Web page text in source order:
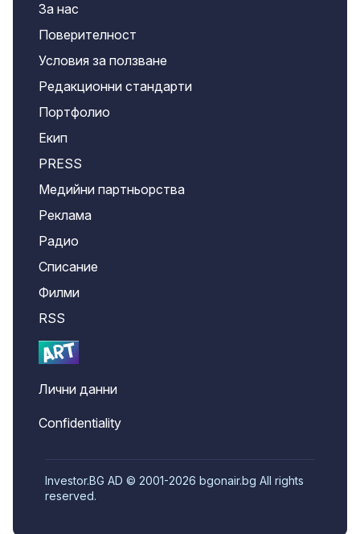
За нас
Поверителност
Условия за ползване
Редакционни стандарти
Портфолио
Екип
PRESS
Медийни партньорства
Реклама
Радио
Списание
Филми
RSS
Лични данни
Confidentiality
Investor.BG AD © 2001-2026 bgonair.bg All rights
reserved.